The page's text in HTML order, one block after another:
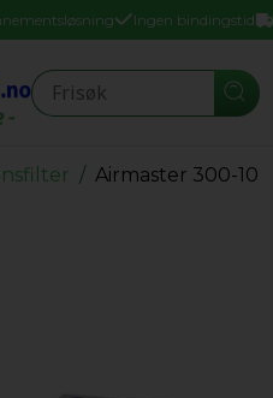
Ingen bindingstid
Seearch
Airmaster 300-10